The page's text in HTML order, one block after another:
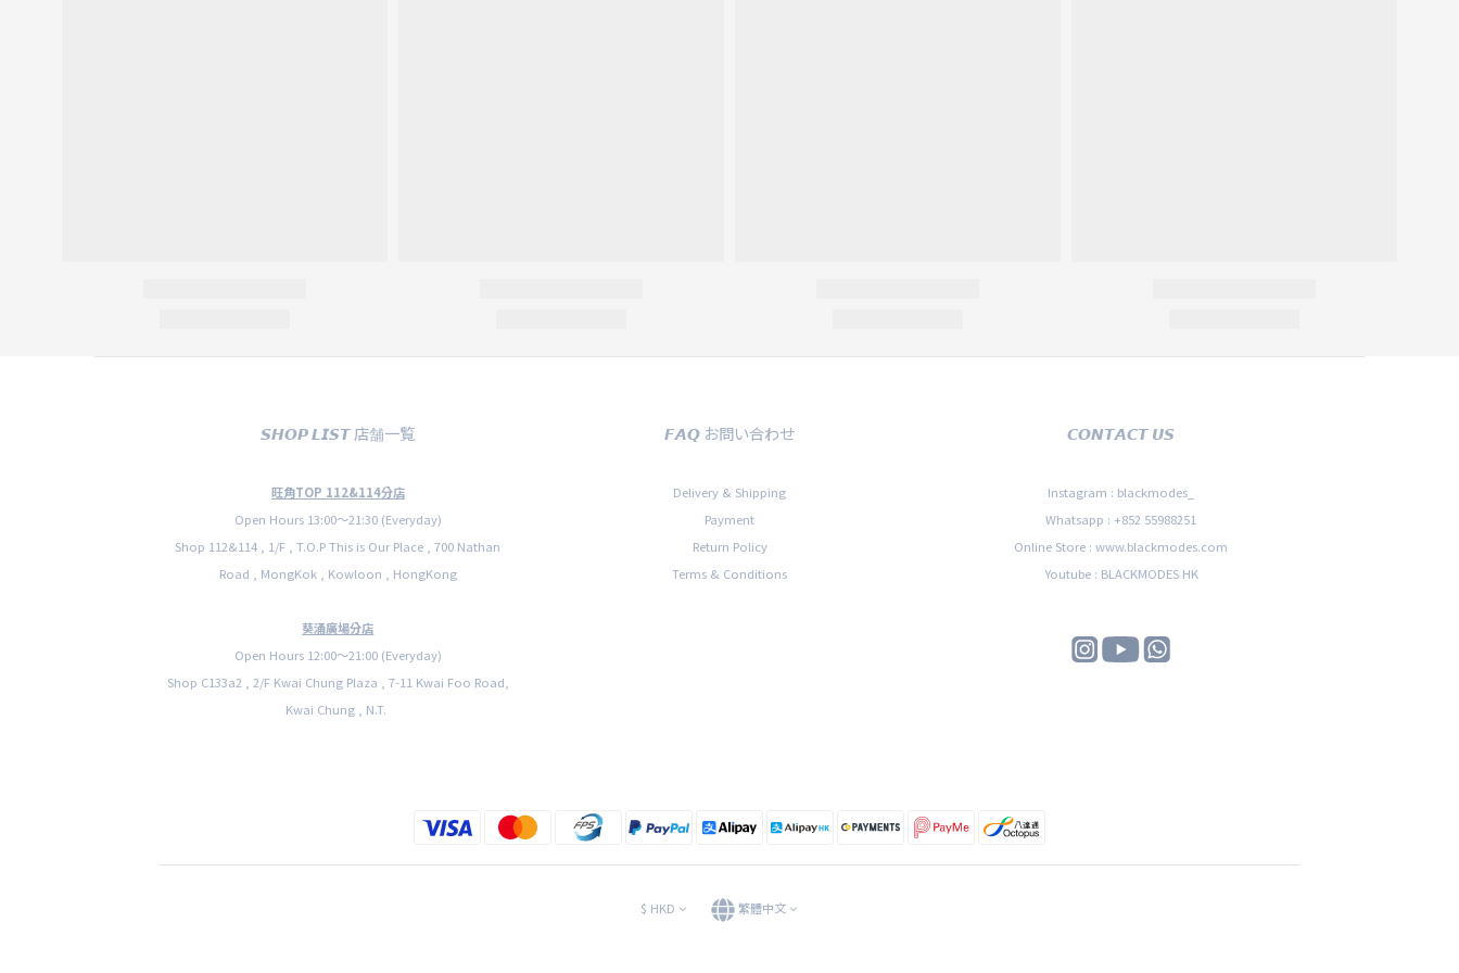
𝙎𝙃𝙊𝙋 𝙇𝙄𝙎𝙏 店舗一覧
旺角TOP 112&114分店
Open Hours 13:00〜21:30 (Everyday)
Shop 112&114 , 1/F , T.O.P This is Our Place , 700 Nathan
Road , MongKok , Kowloon , HongKong
葵涌廣場分店
Open Hours 12:00〜21:00 (Everyday)
Shop C133a2 , 2/F Kwai Chung Plaza , 7-11 Kwai Foo Road,
Kwai Chung , N.T.
𝙁𝘼𝙌 お問い合わせ
Delivery & Shipping
Payment
Return Policy
Terms & Conditions
𝘾𝙊𝙉𝙏𝘼𝘾𝙏 𝙐𝙎
Instagram : blackmodes_
Whatsapp : +852 55988251
Online Store : www.blackmodes.com
Youtube : BLACKMODES HK
$ HKD 繁體中文